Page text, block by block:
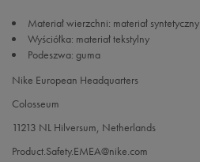
Materiał wierzchni: materiał syntetyczny
Wyściółka: materiał tekstylny
Podeszwa: guma
Nike European Headquarters
Colosseum
11213 NL Hilversum, Netherlands
Product.Safety.EMEA@nike.com